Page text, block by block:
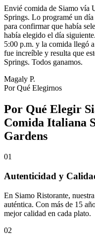
Envié comida de Siamo vía
Springs. Lo programé un
para confirmar que había
había elegido el día
5:00 p.m. y la comida llegó
fue increíble y resulta que
Springs. Todos ganamos.
Magaly P.
Por Qué Elegirnos
Por Qué Elegir
Comida Italiana
Gardens
01
Autenticidad y
En Siamo Ristorante,
auténtica. Con más de 15
mejor calidad en cada plato.
02